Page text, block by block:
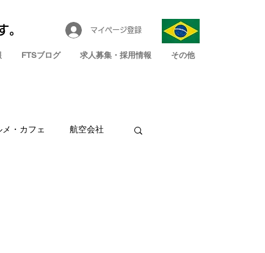
。 マイページ登録
FTSブログ 求人募集・採用情報 その他
メ・カフェ 航空会社